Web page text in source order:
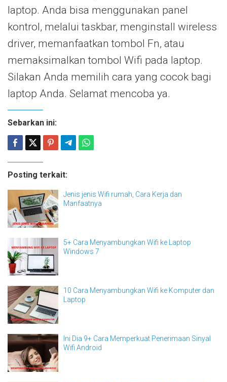
laptop. Anda bisa menggunakan panel
kontrol, melalui taskbar, menginstall wireless
driver, memanfaatkan tombol Fn, atau
memaksimalkan tombol Wifi pada laptop.
Silakan Anda memilih cara yang cocok bagi
laptop Anda. Selamat mencoba ya.
Sebarkan ini:
Posting terkait:
Jenis jenis Wifi rumah, Cara Kerja dan
Manfaatnya
5+ Cara Menyambungkan Wifi ke Laptop
Windows 7
10 Cara Menyambungkan Wifi ke Komputer dan
Laptop
Ini Dia 9+ Cara Memperkuat Penerimaan Sinyal
Wifi Android